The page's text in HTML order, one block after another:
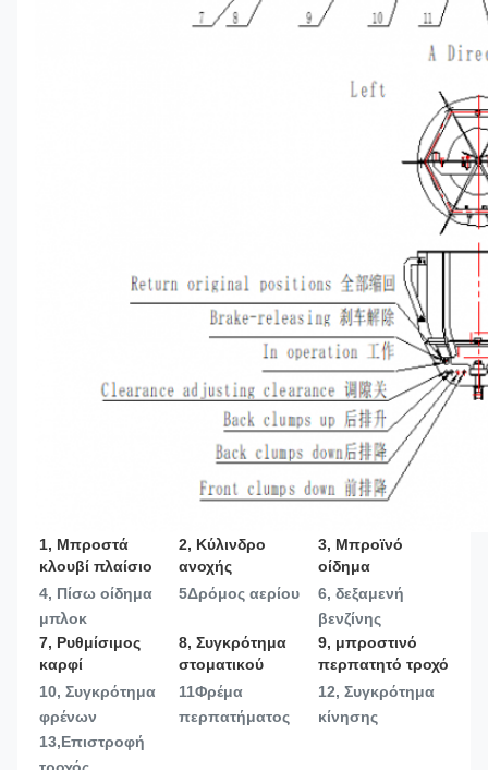
1, Μπροστά
κλουβί πλαίσιο
4, Πίσω οίδημα
μπλοκ
2, Κύλινδρο
ανοχής
5Δρόμος αερίου
3, Μπροϊνό
οίδημα
6, δεξαμενή
βενζίνης
7, Ρυθμίσιμος
καρφί
10, Συγκρότημα
φρένων
13,Επιστροφή
8, Συγκρότημα
στοματικού
11Φρέμα
περπατήματος
9, μπροστινό
περπατητό τροχό
12, Συγκρότημα
κίνησης